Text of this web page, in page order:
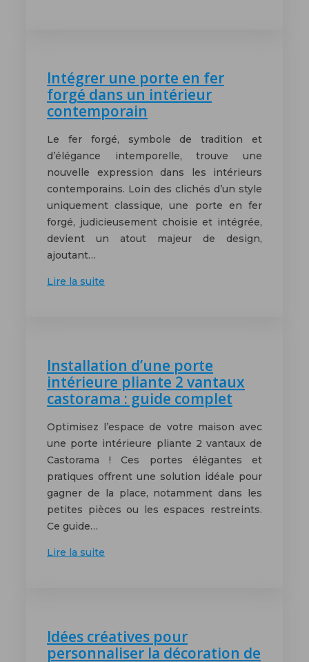
Intégrer une porte en fer
forgé dans un intérieur
contemporain
Le fer forgé, symbole de tradition et
d’élégance intemporelle, trouve une
nouvelle expression dans les intérieurs
contemporains. Loin des clichés d’un style
uniquement classique, une porte en fer
forgé, judicieusement choisie et intégrée,
devient un atout majeur de design,
ajoutant…
Lire la suite
Installation d’une porte
intérieure pliante 2 vantaux
castorama : guide complet
Optimisez l’espace de votre maison avec
une porte intérieure pliante 2 vantaux de
Castorama ! Ces portes élégantes et
pratiques offrent une solution idéale pour
gagner de la place, notamment dans les
petites pièces ou les espaces restreints.
Ce guide…
Lire la suite
Idées créatives pour
personnaliser la décoration de